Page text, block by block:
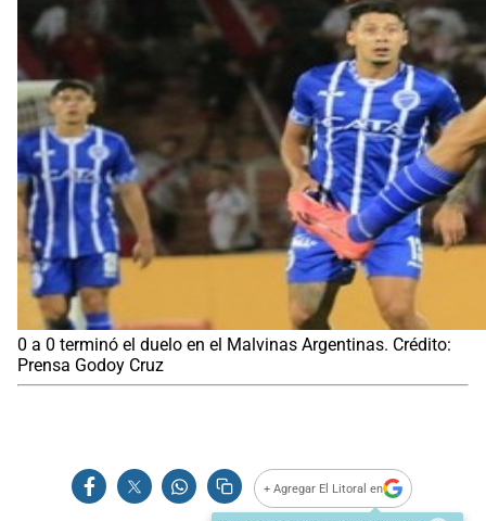
0 a 0 terminó el duelo en el Malvinas Argentinas. Crédito:
Prensa Godoy Cruz
+ Agregar El Litoral en